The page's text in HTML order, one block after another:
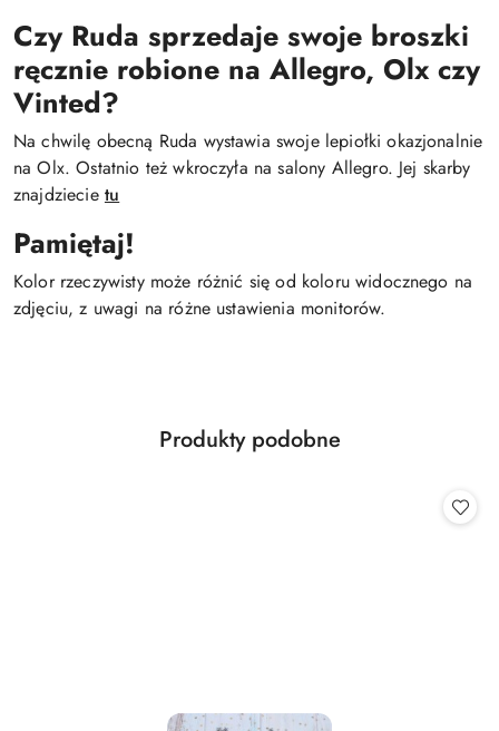
Czy Ruda sprzedaje swoje broszki
ręcznie robione na Allegro, Olx czy
Vinted?
Na chwilę obecną Ruda wystawia swoje lepiołki okazjonalnie
na Olx. Ostatnio też wkroczyła na salony Allegro. Jej skarby
znajdziecie tu
Pamiętaj!
Kolor rzeczywisty może różnić się od koloru widocznego na
zdjęciu, z uwagi na różne ustawienia monitorów.
Pomiń karuzelę produktów
Produkty
Produkty podobne